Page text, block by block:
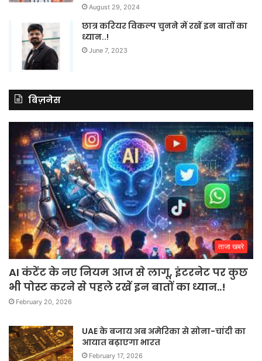
August 29, 2024
छात्र करियर विकल्प चुनने में रखें इन बातों का
ध्यान..!
June 7, 2023
बिज़नेस
ताजा खबरे
AI कंटेंट के नए नियम आज से लागू, इंटरनेट पर कुछ
भी पोस्ट करने से पहले रखें इन बातों का ध्यान..!
February 20, 2026
UAE के बजाय अब अमेरिका से सोना-चांदी का
आयात बढ़ाएगा भारत
February 17, 2026